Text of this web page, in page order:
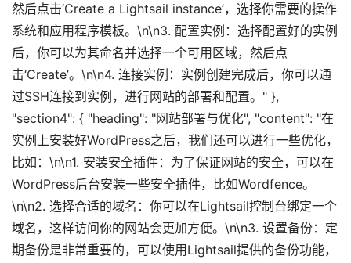
然后点击‘Create a Lightsail instance’，选择你需要的操作
系统和应用程序模板。\n\n3. 配置实例：选择配置好的实例
后，你可以为其命名并选择一个可用区域，然后点
击‘Create’。\n\n4. 连接实例：实例创建完成后，你可以通
过SSH连接到实例，进行网站的部署和配置。" },
"section4": { "heading": "网站部署与优化", "content": "在
实例上安装好WordPress之后，我们还可以进行一些优化，
比如：\n\n1. 安装安全插件：为了保证网站的安全，可以在
WordPress后台安装一些安全插件，比如Wordfence。
\n\n2. 选择合适的域名：你可以在Lightsail控制台绑定一个
域名，这样访问你的网站会更加方便。\n\n3. 设置备份：定
期备份是非常重要的，可以使用Lightsail提供的备份功能，